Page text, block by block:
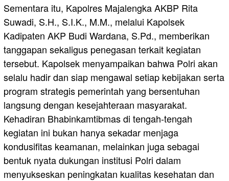
Sementara itu, Kapolres Majalengka AKBP Rita
Suwadi, S.H., S.I.K., M.M., melalui Kapolsek
Kadipaten AKP Budi Wardana, S.Pd., memberikan
tanggapan sekaligus penegasan terkait kegiatan
tersebut. Kapolsek menyampaikan bahwa Polri akan
selalu hadir dan siap mengawal setiap kebijakan serta
program strategis pemerintah yang bersentuhan
langsung dengan kesejahteraan masyarakat.
Kehadiran Bhabinkamtibmas di tengah-tengah
kegiatan ini bukan hanya sekadar menjaga
kondusifitas keamanan, melainkan juga sebagai
bentuk nyata dukungan institusi Polri dalam
menyukseskan peningkatan kualitas kesehatan dan